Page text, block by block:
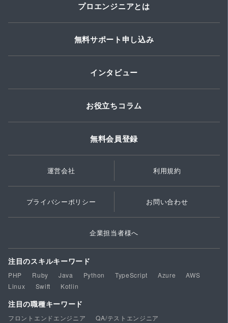
プロエンジニアとは
無料サポート申し込み
インタビュー
お役立ちコラム
無料会員登録
運営会社 利用規約
プライバシーポリシー お問い合わせ
企業担当者様へ
注目のスキルキーワード
PHP Ruby Java Python TypeScript Azure
AWS
Linux
Swift Kotlin
注目の職種キーワード
フロントエンドエンジニア
QA/テストエンジニア